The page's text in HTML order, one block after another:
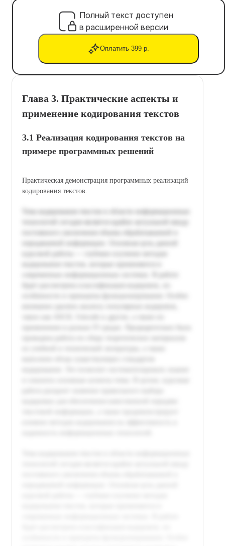
Полный текст доступен
в расширенной версии
Оплатить 399 р.
Глава 3. Практические аспекты и
применение кодирования текстов
3.1 Реализация кодирования текстов на
примере программных решений
Практическая демонстрация программных реализаций
кодирования текстов.